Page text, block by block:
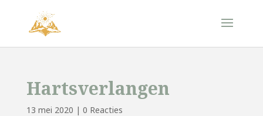
Hartsverlangen
13 mei 2020 | 0 Reacties